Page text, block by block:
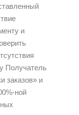
и
Получатель
заказов» и
ной